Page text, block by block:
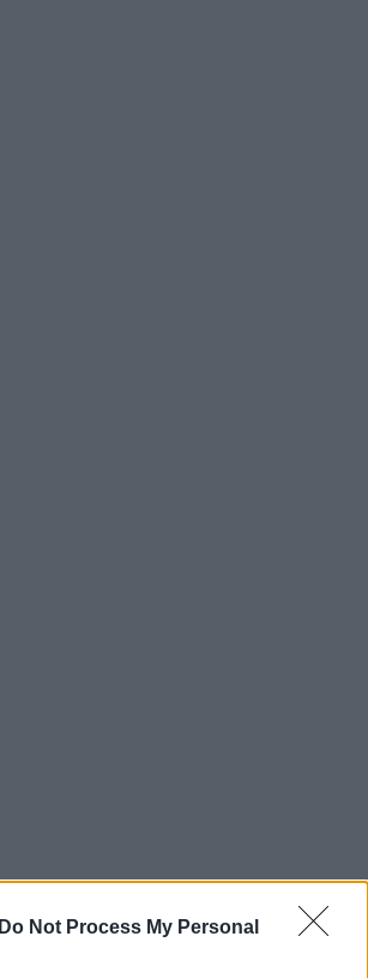
Do Not Process My Personal